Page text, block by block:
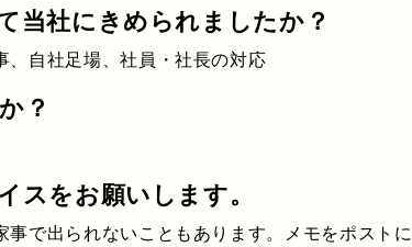
当社にきめられましたか？
、自社足場、社員・社長の対応
？
スをお願いします。
で出られないこともあります。メモをポストに